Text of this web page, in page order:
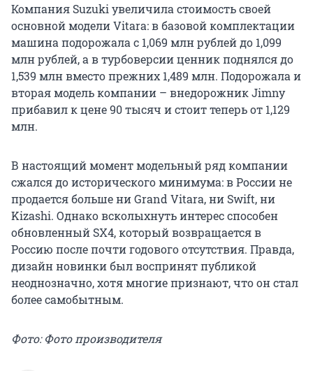
Компания Suzuki увеличила стоимость своей
основной модели Vitara: в базовой комплектации
машина подорожала с 1,069 млн рублей до 1,099
млн рублей, а в турбоверсии ценник поднялся до
1,539 млн вместо прежних 1,489 млн. Подорожала и
вторая модель компании – внедорожник Jimny
прибавил к цене 90 тысяч и стоит теперь от 1,129
млн.
В настоящий момент модельный ряд компании
сжался до исторического минимума: в России не
продается больше ни Grand Vitara, ни Swift, ни
Kizashi. Однако всколыхнуть интерес способен
обновленный SX4, который возвращается в
Россию после почти годового отсутствия. Правда,
дизайн новинки был воспринят публикой
неоднозначно, хотя многие признают, что он стал
более самобытным.
Фото: Фото производителя